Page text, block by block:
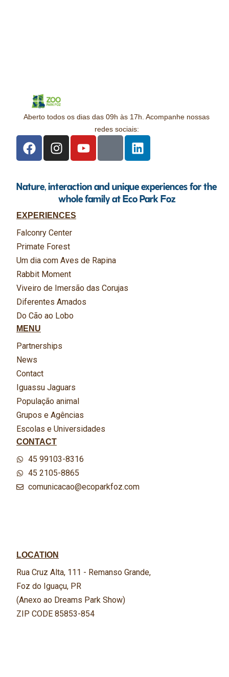
Aberto todos os dias das 09h às 17h. Acompanhe nossas
redes sociais:
Nature, interaction and unique experiences for the
whole family at Eco Park Foz
EXPERIENCES
Falconry Center
Primate Forest
Um dia com Aves de Rapina
Rabbit Moment
Viveiro de Imersão das Corujas
Diferentes Amados
Do Cão ao Lobo
MENU
Partnerships
News
Contact
Iguassu Jaguars
População animal
Grupos e Agências
Escolas e Universidades
CONTACT
45 99103-8316
45 2105-8865
comunicacao@ecoparkfoz.com
LOCATION
Rua Cruz Alta, 111 - Remanso Grande,
Foz do Iguaçu, PR
(Anexo ao Dreams Park Show)
ZIP CODE 85853-854